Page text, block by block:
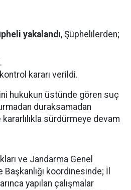
yakalandı, Şüphelilerden;
kararı verildi.
hukukun üstünde gören suç
duraksamadan
sürdürmeye devam
ve Jandarma Genel
Başkanlığı koordinesinde; İl
yapılan çalışmalar